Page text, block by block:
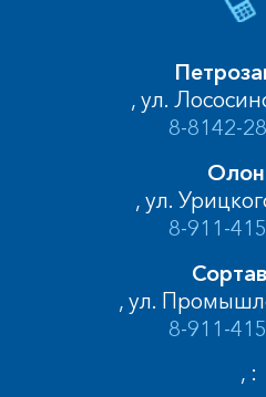
, ул.
8-8142-
, ул.
8-911-
, ул.
8-911-
, :